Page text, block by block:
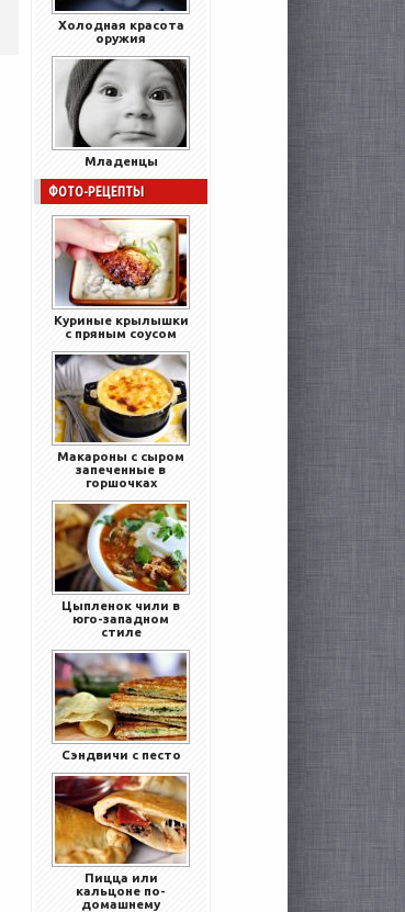
Холодная красота
оружия
Младенцы
ФОТО-РЕЦЕПТЫ
Куриные крылышки
с пряным соусом
Макароны с сыром
запеченные в
горшочках
Цыпленок чили в
юго-западном
стиле
Сэндвичи с песто
Пицца или
кальцоне по-
домашнему